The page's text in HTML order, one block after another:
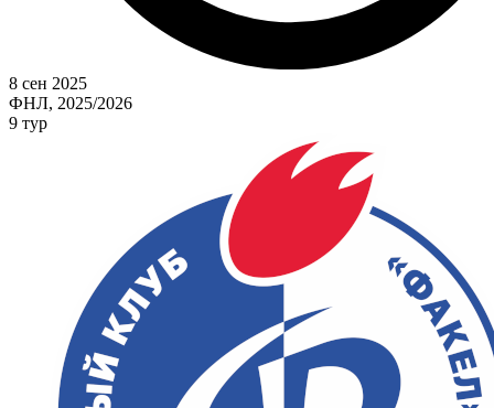
8 сен 2025
ФНЛ, 2025/2026
9 тур